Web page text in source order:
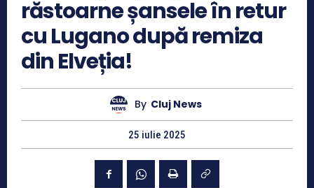
răstoarne șansele în retur
cu Lugano după remiza
din Elveția!
By Cluj News
25 iulie 2025